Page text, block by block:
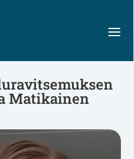
Matikainen